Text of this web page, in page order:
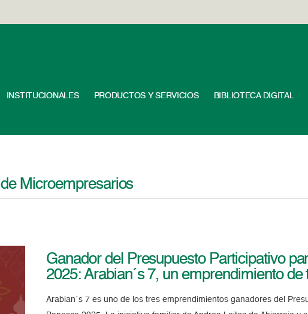
INSTITUCIONALES PRODUCTOS Y SERVICIOS BIBLIOTECA DIGITAL
Microempresarios
Ganador del Presupuesto Participativo
2025: Arabian´s 7, un emprendimiento
Arabian´s 7 es uno de los tres emprendimientos ganadores del